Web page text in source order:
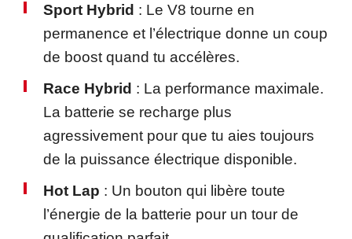
Sport Hybrid : Le V8 tourne en
permanence et l’électrique donne un coup
de boost quand tu accélères.
Race Hybrid : La performance maximale.
La batterie se recharge plus
agressivement pour que tu aies toujours
de la puissance électrique disponible.
Hot Lap : Un bouton qui libère toute
l’énergie de la batterie pour un tour de